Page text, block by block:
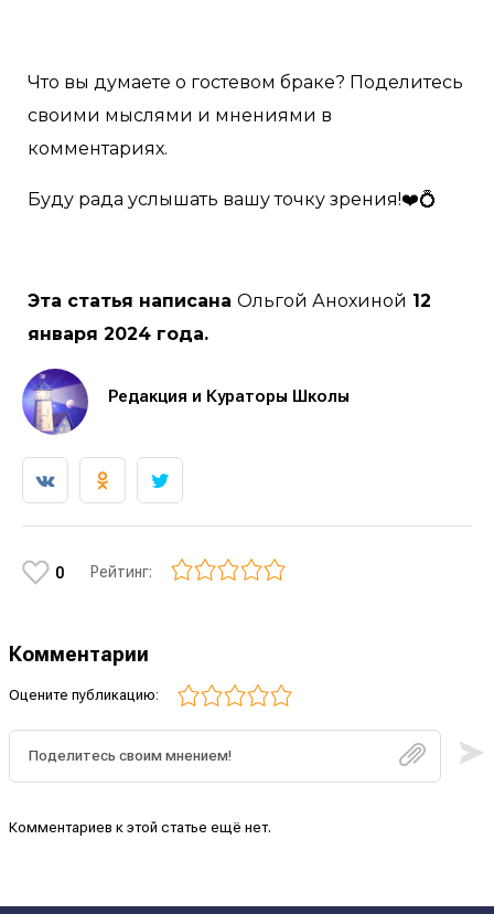
Что вы думаете о гостевом браке? Поделитесь
своими мыслями и мнениями в
комментариях.
Буду рада услышать вашу точку зрения!❤️💍
Эта статья написана Ольгой Анохиной 12
января 2024 года.
Редакция и Кураторы Школы
0 Рейтинг:
Комментарии
Оцените публикацию:
Комментариев к этой статье ещё нет.